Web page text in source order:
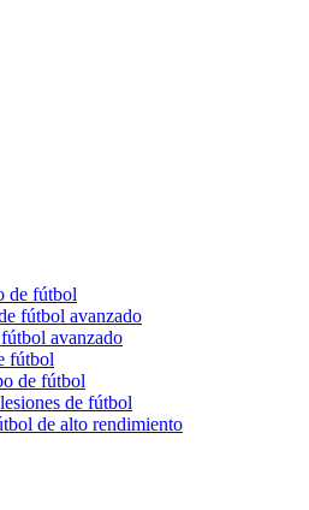
de fútbol
fútbol avanzado
avanzado
fútbol
de fútbol
de fútbol
de alto rendimiento